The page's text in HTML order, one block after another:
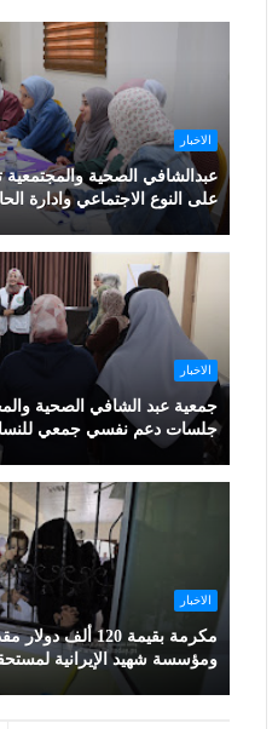
الاخبار
عبدالشافي الصحية والمجتمعية
على النوع الاجتماعي وادارة
الاخبار
جمعية عبد الشافي الصحية
جلسات دعم نفسي جمعي
الاخبار
مكرمة بقيمة 120
ومؤسسة شهيد الإيرانية